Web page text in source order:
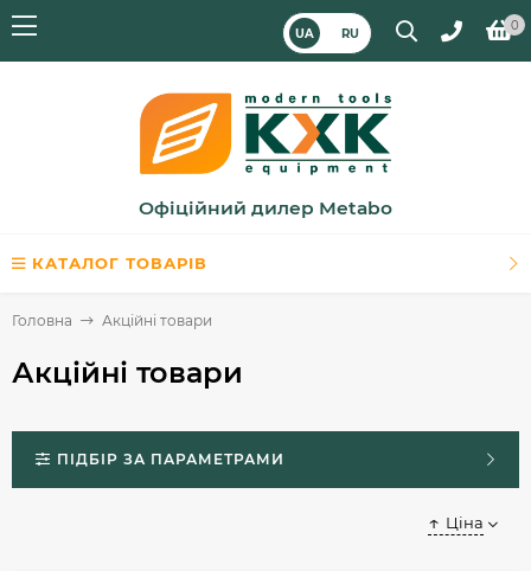
UA RU
0
Офіційний дилер Metabo
КАТАЛОГ ТОВАРІВ
Головна Акційні товари
Акційні товари
ПІДБІР ЗА ПАРАМЕТРАМИ
Ціна